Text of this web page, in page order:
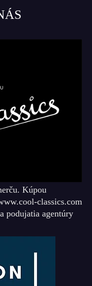
Kúpou
classics.com
podujatia agentúry